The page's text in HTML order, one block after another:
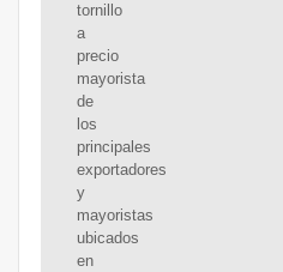
tornillo
a
precio
mayorista
de
los
principales
exportadores
y
mayoristas
ubicados
en